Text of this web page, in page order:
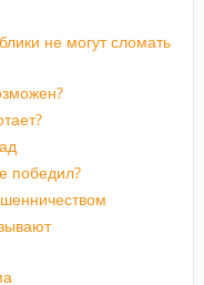
не могут сломать
победил?